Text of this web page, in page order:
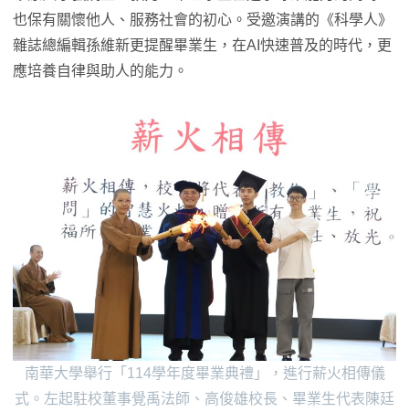
也保有關懷他人、服務社會的初心。受邀演講的《科學人》
雜誌總編輯孫維新更提醒畢業生，在AI快速普及的時代，更
應培養自律與助人的能力。
南華大學舉行「114學年度畢業典禮」，進行薪火相傳儀
式。左起駐校董事覺禹法師、高俊雄校長、畢業生代表陳廷